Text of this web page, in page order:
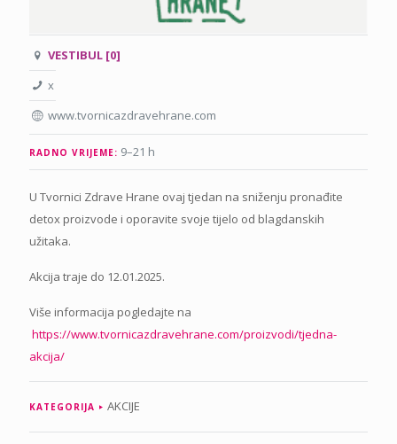
VESTIBUL [0]
x
www.tvornicazdravehrane.com
RADNO VRIJEME: 9–21 h
U Tvornici Zdrave Hrane ovaj tjedan na sniženju pronađite
detox proizvode i oporavite svoje tijelo od blagdanskih
užitaka.
Akcija traje do 12.01.2025.
Više informacija pogledajte na
https://www.tvornicazdravehrane.com/proizvodi/tjedna-
akcija/
KATEGORIJA AKCIJE